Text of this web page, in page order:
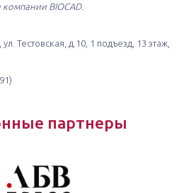
BIOCAD.
Тестовская, д.10, 1 подъезд, 13 этаж,
партнеры